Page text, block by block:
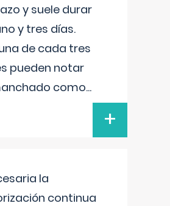
y suele durar
y tres días.
de cada tres
pueden notar
como...
+
la
continua